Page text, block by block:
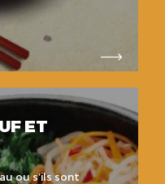
ET
ou s’ils sont